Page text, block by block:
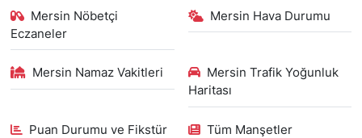
Mersin Nöbetçi
Eczaneler
Mersin Hava Durumu
Mersin Namaz Vakitleri
Mersin Trafik Yoğunluk
Haritası
Puan Durumu ve Fikstür Tüm Manşetler